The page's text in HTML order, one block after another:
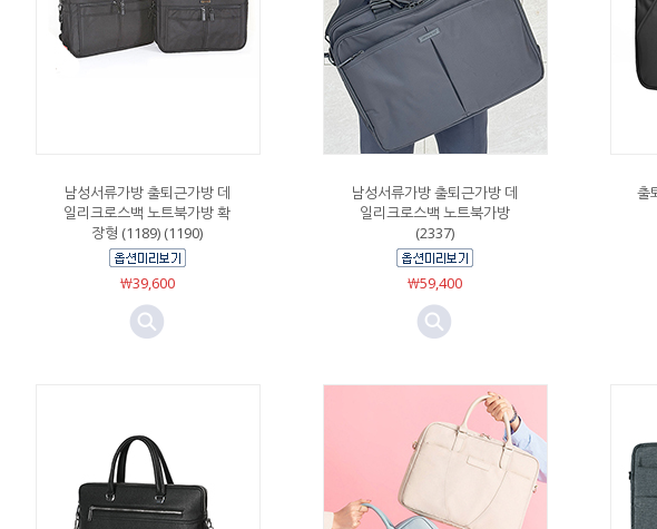
남성서류가방 출퇴근가방 데
일리크로스백 노트북가방 확
장형 (1189) (1190)
￦39,600
남성서류가방 출퇴근가방 데
일리크로스백 노트북가방
(2337)
￦59,400
출